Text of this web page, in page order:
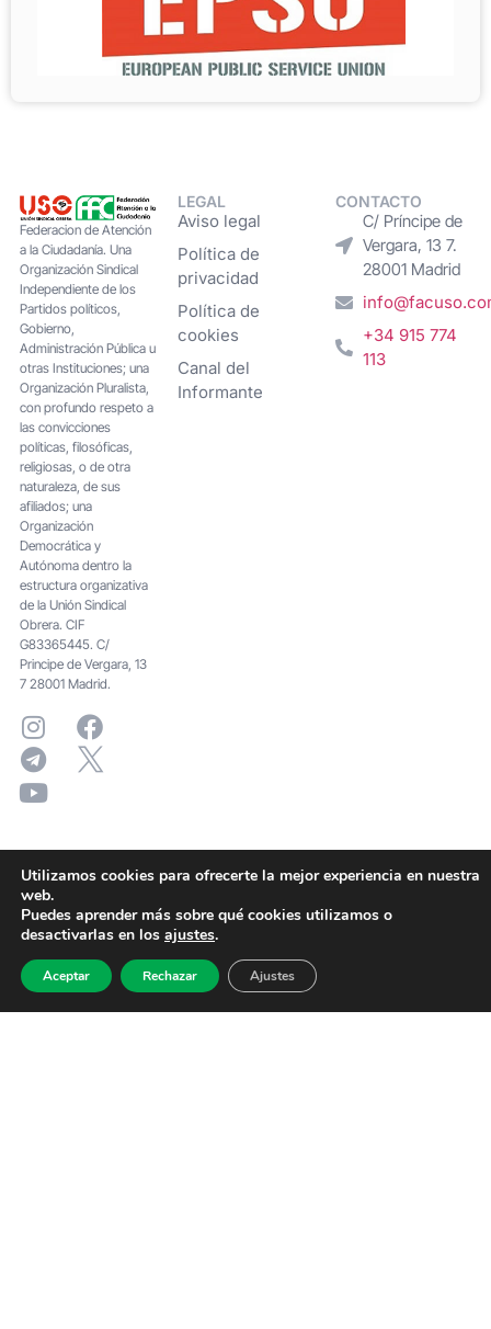
Federacion de Atención
a la Ciudadanía. Una
Organización Sindical
Independiente de los
Partidos políticos,
Gobierno,
Administración Pública u
otras Instituciones; una
Organización Pluralista,
con profundo respeto a
las convicciones
políticas, filosóficas,
religiosas, o de otra
naturaleza, de sus
afiliados; una
Organización
Democrática y
Autónoma dentro la
estructura organizativa
de la Unión Sindical
Obrera. CIF
G83365445. C/
Principe de Vergara, 13
7 28001 Madrid.
LEGAL
Aviso legal
Política de
privacidad
Política de
cookies
Canal del
Informante
CONTACTO
C/ Príncipe de
Vergara, 13 7.
28001 Madrid
+34 915 774
113
Utilizamos cookies para ofrecerte la mejor experiencia en nuestra
web.
Puedes aprender más sobre qué cookies utilizamos o
desactivarlas en los ajustes.
Aceptar Rechazar Ajustes